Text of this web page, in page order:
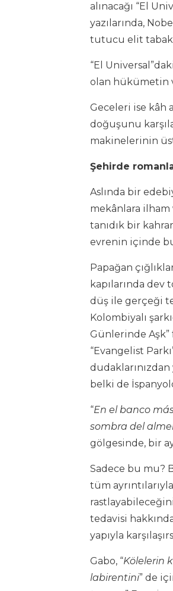
alınacağı “El
yazılarında,
tutucu elit
“El
olan hükümetin
Geceleri ise kâh
doğuşunu
makinelerinin
Şehirde
Aslında bir
mekânlara ilham
tanıdık bir
evrenin içinde
Papağan
kapılarında
düş ile gerçeği
Kolombiyalı
Günlerinde Aşk”
“Evangelist
belki de
“En el banco
sombra del
gölgesinde, bir
Sadece bu mu?
tüm
tedavisi
yapıyla
Gabo, “Kölelerin
labirentini” de